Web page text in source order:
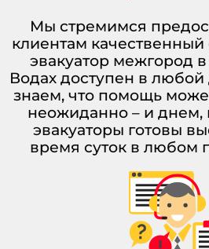
Мы стремимся
клиентам
эвакуатор межгород
Водах доступен в
знаем, что помощь
неожиданно – и
эвакуаторы готовы
время суток в любом